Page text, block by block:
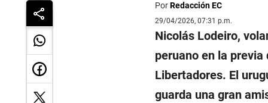
PorRedacción EC
29/04/2026, 07:31 p.m.
Nicolás Lodeiro,
peruano en la
Libertadores. El
guarda una gran